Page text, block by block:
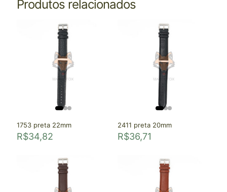
Produtos relacionados
1753 preta 22mm
R$34,82
2411 preta 20mm
R$36,71